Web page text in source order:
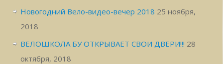
Новогодний Вело-видео-вечер 2018 25 ноября,
2018
ВЕЛОШКОЛА БУ ОТКРЫВАЕТ СВОИ ДВЕРИ!!! 28
октября, 2018